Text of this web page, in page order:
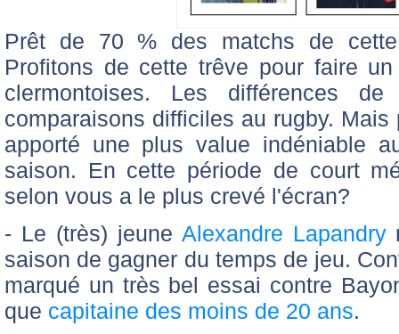
Prêt de 70 % des matchs de
Profitons de cette trêve pour faire
clermontoises. Les différences
comparaisons difficiles au rugby.
apporté une plus value indéniable
saison. En cette période de court
selon vous a le plus crevé l'écran?
- Le (très) jeune Alexandre Lapandry
saison de gagner du temps de jeu.
marqué un très bel essai contre
que capitaine des moins de 20 ans.